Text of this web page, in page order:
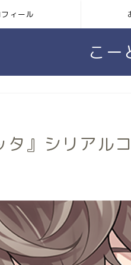
ィール
こー
タ』シリアル